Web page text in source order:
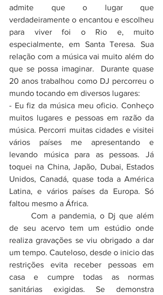
admite que o lugar que
verdadeiramente o encantou e escolheu
para viver foi o Rio e, muito
especialmente, em Santa Teresa. Sua
relação com a música vai muito além do
que se possa imaginar.  Durante quase
20 anos trabalhou como DJ percorreu o
mundo tocando em diversos lugares:
- Eu fiz da música meu oficio. Conheço
muitos lugares e pessoas em razão da
música. Percorri muitas cidades e visitei
vários países me apresentando e
levando música para as pessoas. Já
toquei na China, Japão, Dubai, Estados
Unidos, Canadá, quase toda a América
Latina, e vários países da Europa. Só
faltou mesmo a África.
de seu acervo tem um estúdio onde
realiza gravações se viu obrigado a dar
um tempo. Cauteloso, desde o inicio das
restrições evita receber pessoas em
casa e cumpre todas as normas
sanitárias exigidas. Se demonstra